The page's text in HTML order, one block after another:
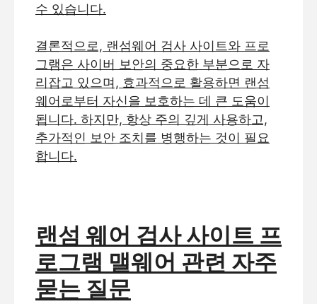
수 있습니다.
결론적으로, 랜섬웨어 검사 사이트와 프로
그램은 사이버 보안의 중요한 부분으로 자
리잡고 있으며, 효과적으로 활용하면 랜섬
웨어로부터 자신을 보호하는 데 큰 도움이
됩니다. 하지만, 항상 주의 깊게 사용하고,
추가적인 보안 조치를 병행하는 것이 필요
합니다.
랜섬 웨어 검사 사이트 프
로그램 맬웨어 관련 자주
묻는 질문